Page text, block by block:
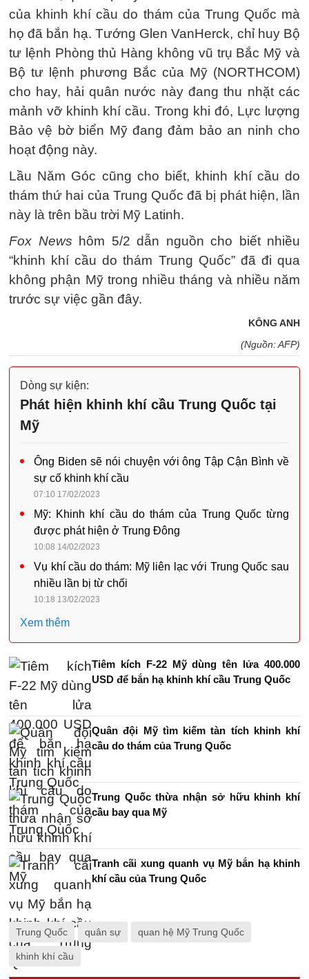
của khinh khí cầu do thám của Trung Quốc mà
họ đã bắn hạ. Tướng Glen VanHerck, chỉ huy Bộ
tư lệnh Phòng thủ Hàng không vũ trụ Bắc Mỹ và
Bộ tư lệnh phương Bắc của Mỹ (NORTHCOM)
cho hay, hải quân nước này đang thu nhặt các
mảnh vỡ khinh khí cầu. Trong khi đó, Lực lượng
Bảo vệ bờ biển Mỹ đang đảm bảo an ninh cho
hoạt động này.
Lầu Năm Góc cũng cho biết, khinh khí cầu do
thám thứ hai của Trung Quốc đã bị phát hiện, lần
này là trên bầu trời Mỹ Latinh.
Fox News hôm 5/2 dẫn nguồn cho biết nhiều
“khinh khí cầu do thám Trung Quốc” đã đi qua
không phận Mỹ trong nhiều tháng và nhiều năm
trước sự việc gần đây.
KÔNG ANH
(Nguồn: AFP)
Dòng sự kiện:
Phát hiện khinh khí cầu Trung Quốc tại
Mỹ
Ông Biden sẽ nói chuyện với ông Tập Cận Bình về
sự cố khinh khí cầu
07:10 17/02/2023
Mỹ: Khinh khí cầu do thám của Trung Quốc từng
được phát hiện ở Trung Đông
10:08 14/02/2023
Vụ khí cầu do thám: Mỹ liên lạc với Trung Quốc sau
nhiều lần bị từ chối
10:18 13/02/2023
Xem thêm
Tiêm kích F-22 Mỹ dùng tên lửa 400.000
USD để bắn hạ khinh khí cầu Trung Quốc
Quân đội Mỹ tìm kiếm tàn tích khinh khí
cầu do thám của Trung Quốc
Trung Quốc thừa nhận sở hữu khinh khí
cầu bay qua Mỹ
Tranh cãi xung quanh vụ Mỹ bắn hạ khinh
khí cầu của Trung Quốc
Trung Quốc quân sự quan hệ Mỹ Trung Quốc
khinh khí cầu